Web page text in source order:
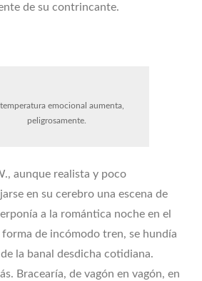
de su contrincante.
temperatura emocional aumenta,
peligrosamente.
aunque realista y poco
en su cerebro una escena de
a la romántica noche en el
de incómodo tren, se hundía
la banal desdicha cotidiana.
Bracearía, de vagón en vagón, en